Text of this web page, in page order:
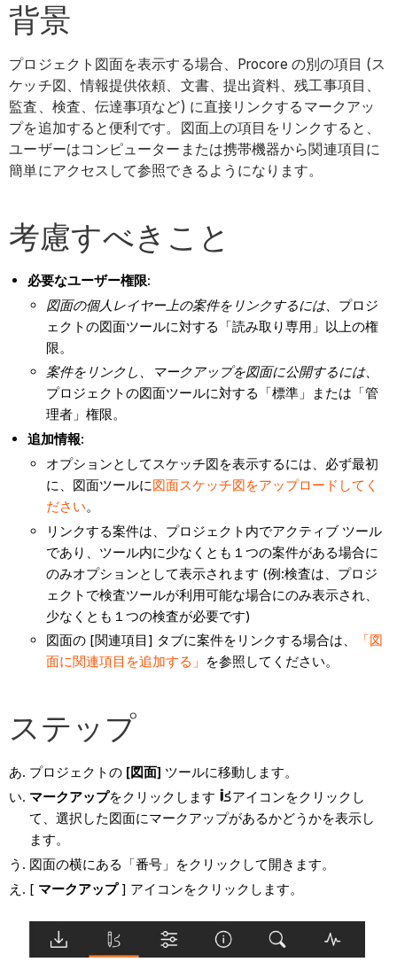
背景
プロジェクト図面を表示する場合、Procore の別の項目 (ス
ケッチ図、情報提供依頼、文書、提出資料、残工事項目、
監査、検査、伝達事項など) に直接リンクするマークアッ
プを追加すると便利です。図面上の項目をリンクすると、
ユーザーはコンピューターまたは携帯機器から関連項目に
簡単にアクセスして参照できるようになります。
考慮すべきこと
必要なユーザー権限:
図面の個人レイヤー上の案件をリンクするには、 プロジ
ェクトの図面ツールに対する「読み取り専用」以上の権
限。
案件をリンクし、マークアップを図面に公開するには、
プロジェクトの図面ツールに対する「標準」または「管
理者」権限。
追加情報:
オプションとしてスケッチ図を表示するには、必ず最初
に、図面ツールに図面スケッチ図をアップロードしてく
ださい。
リンクする案件は、プロジェクト内でアクティブ ツール
であり、ツール内に少なくとも１つの案件がある場合に
のみオプションとして表示されます (例:検査は、プロジ
ェクトで検査ツールが利用可能な場合にのみ表示され、
少なくとも１つの検査が必要です)
図面の [関連項目] タブに案件をリンクする場合は、
「図
面に関連項目を追加する」 を参照してください。
ステップ
プロジェクトの [図面] ツールに移動します。
マークアップをクリックします
アイコンをクリックし
て、選択した図面にマークアップがあるかどうかを表示し
ます。
図面の横にある「番号」をクリックして開きます。
[ マークアップ] アイコンをクリックします。